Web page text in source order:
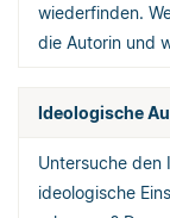
wiederfinden.
die Autorin und
Ideologische
Untersuche den
ideologische